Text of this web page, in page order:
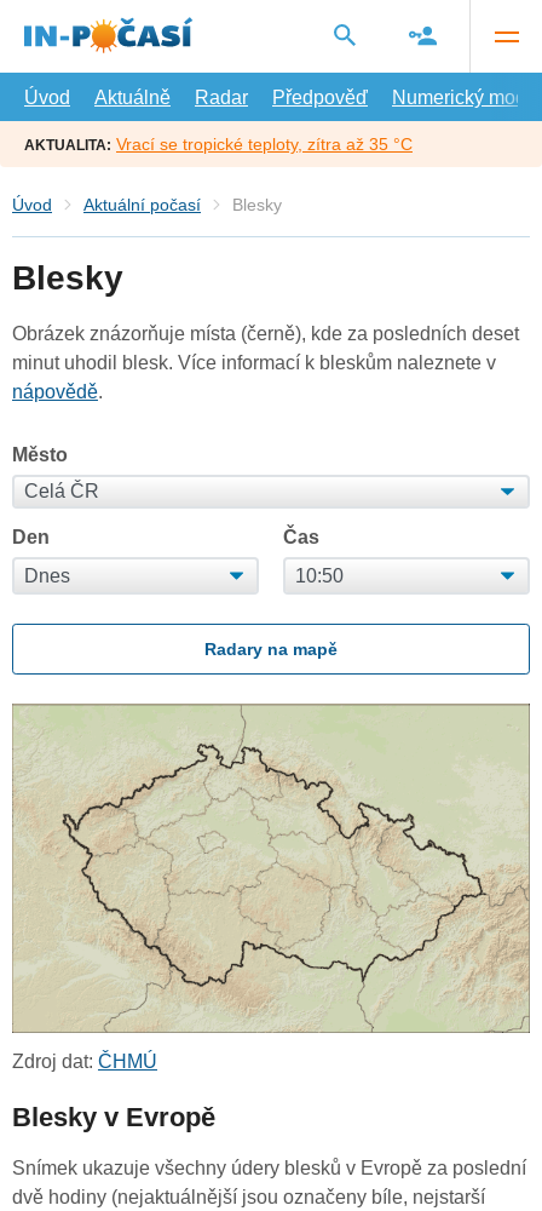
hlavní
Úvod
Aktuálně Radar Předpověď Numerický model
AKTUALITA: Vrací se tropické teploty, zítra až 35 °C
Úvod Aktuální počasí Blesky
Blesky
Obrázek znázorňuje místa (černě), kde za posledních deset
minut uhodil blesk. Více informací k bleskům naleznete v
nápovědě.
Město
Den Čas
Radary na mapě
Zdroj dat: ČHMÚ
Blesky v Evropě
Snímek ukazuje všechny údery blesků v Evropě za poslední
dvě hodiny (nejaktuálnější jsou označeny bíle, nejstarší